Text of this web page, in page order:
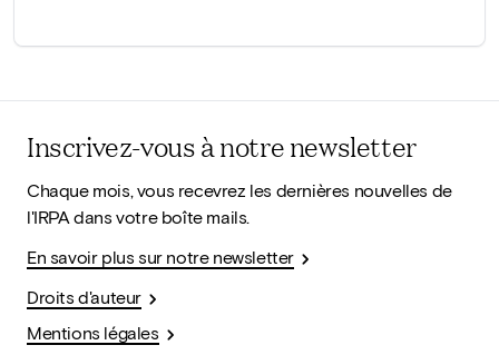
Inscrivez-vous à notre newsletter
Chaque mois, vous recevrez les dernières nouvelles de
l'IRPA dans votre boîte mails.
En savoir plus sur notre newsletter
Droits d'auteur
Mentions légales